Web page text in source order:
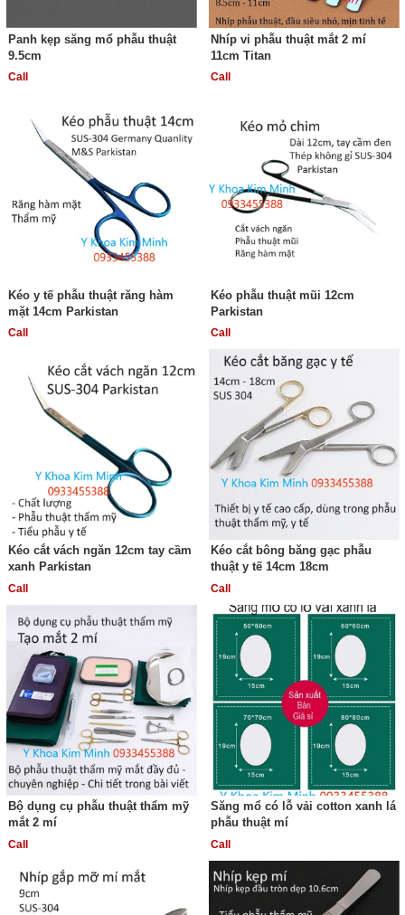
Panh kẹp săng mổ phẫu thuật
9.5cm
Call
Nhíp vi phẫu thuật mắt 2 mí
11cm Titan
Call
Kéo y tế phẫu thuật răng hàm
mặt 14cm Parkistan
Call
Kéo phẫu thuật mũi 12cm
Parkistan
Call
Kéo cắt vách ngăn 12cm tay cầm
xanh Parkistan
Call
Kéo cắt bông băng gạc phẫu
thuật y tế 14cm 18cm
Call
Bộ dụng cụ phẫu thuật thẩm mỹ
mắt 2 mí
Call
Săng mổ có lỗ vải cotton xanh lá
phẫu thuật mí
Call